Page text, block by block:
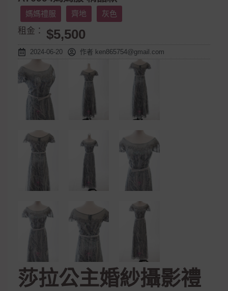
媽媽禮服 齊地 灰色
租金： $5,500
2024-06-20 作者 ken865754@gmail.com
莎拉公主婚紗攝影禮